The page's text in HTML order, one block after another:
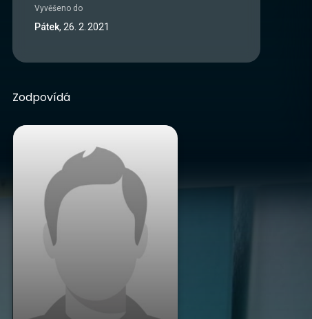
Vyvěšeno do
Pátek, 26 2 2021
Zodpovídá